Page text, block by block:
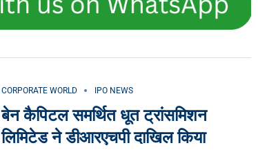
CORPORATE WORLD IPO NEWS
बेन कैपिटल समर्थित धूत ट्रांसमिशन
लिमिटेड ने डीआरएचपी दाखिल किया